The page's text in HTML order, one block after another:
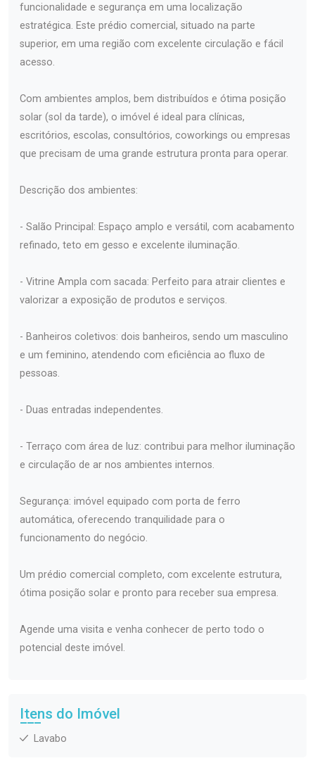
funcionalidade e segurança em uma localização
estratégica. Este prédio comercial, situado na parte
superior, em uma região com excelente circulação e fácil
acesso.
Com ambientes amplos, bem distribuídos e ótima posição
solar (sol da tarde), o imóvel é ideal para clínicas,
escritórios, escolas, consultórios, coworkings ou empresas
que precisam de uma grande estrutura pronta para operar.
Descrição dos ambientes:
- Salão Principal: Espaço amplo e versátil, com acabamento
refinado, teto em gesso e excelente iluminação.
- Vitrine Ampla com sacada: Perfeito para atrair clientes e
valorizar a exposição de produtos e serviços.
- Banheiros coletivos: dois banheiros, sendo um masculino
e um feminino, atendendo com eficiência ao fluxo de
pessoas.
- Duas entradas independentes.
- Terraço com área de luz: contribui para melhor iluminação
e circulação de ar nos ambientes internos.
Segurança: imóvel equipado com porta de ferro
automática, oferecendo tranquilidade para o
funcionamento do negócio.
Um prédio comercial completo, com excelente estrutura,
ótima posição solar e pronto para receber sua empresa.
Agende uma visita e venha conhecer de perto todo o
potencial deste imóvel.
Itens do Imóvel
Lavabo